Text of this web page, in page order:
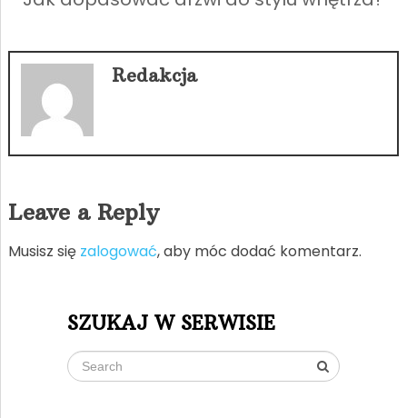
Redakcja
Leave a Reply
Musisz się zalogować, aby móc dodać komentarz.
SZUKAJ W SERWISIE